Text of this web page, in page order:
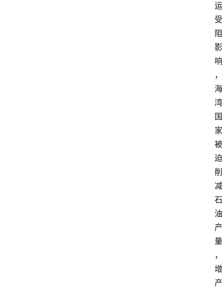
运
受
阻
影
响
，
海
湾
国
家
被
迫
削
减
石
油
产
量
，
增
产